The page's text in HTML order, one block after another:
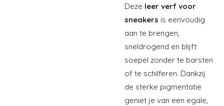
Deze leer verf voor
sneakers is eenvoudig
aan te brengen,
sneldrogend en blijft
soepel zonder te barsten
of te schilferen. Dankzij
de sterke pigmentatie
geniet je van een egale,